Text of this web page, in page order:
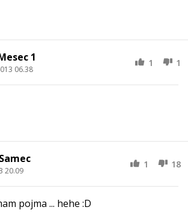
1
06.38
1 1
20.09
1 18
pojma ... hehe :D